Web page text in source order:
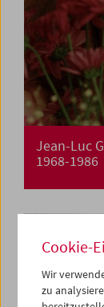
Jean-Luc
1968-1986
Cookie-
Wir
zu